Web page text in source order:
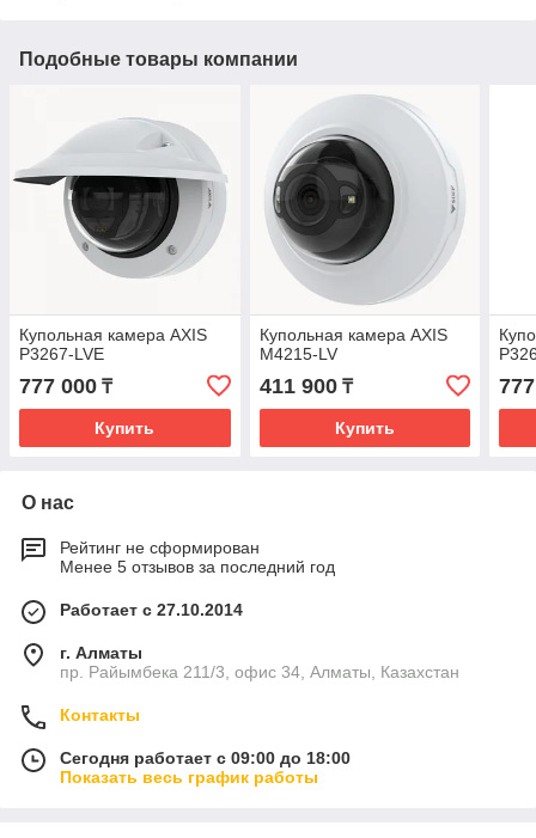
Подобные товары компании
Купольная камера AXIS
P3267-LVE
777 000 ₸
Купить
Купольная камера AXIS
M4215-LV
411 900₸
Купить
О нас
Рейтинг не сформирован
Менее 5 отзывов за последний год
Работает с 27.10.2014
г. Алматы
пр. Райымбека 211/3, офис 34, Алматы, Казахстан
Контакты
Сегодня работает с 09:00 до 18:00
Показать весь график работы